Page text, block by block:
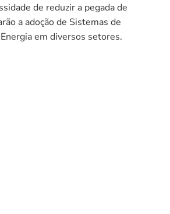
de reduzir a pegada de
a adoção de Sistemas de
em diversos setores.